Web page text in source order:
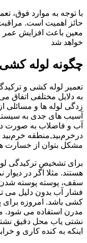
با توجه به موارد فوق،
حائز اهمیت است.
معین باعث افزایش عمر
خواهد شد
چگونه لوله
تعمیر لوله کشی و
به دلایل مختلفی اتفاق
زدگی لوله ها و مسائلی
آسیب های جدی به
آب و فاضلاب به صورت
درخرم‌بید,منطقه
مشکل بتوان از خسارت
برای تشخیص ترکیدگی
هستند. مثلا اگر در
سقف، پوسته پوسته شدن
فشار آب بدون دلیل می
کشی باشد. امروزه برای
مدرن استفاده می شود.
نشتی یاب محل دقیق
اینکه به کنده کاری و